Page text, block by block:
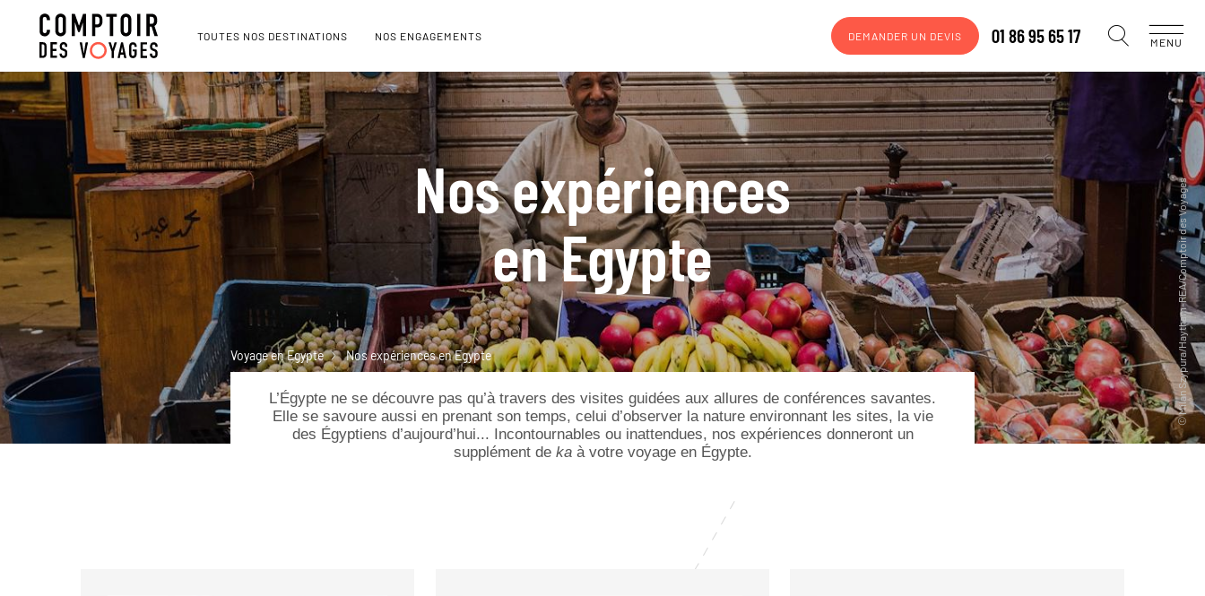
TOUTES NOS DESTINATIONS NOS ENGAGEMENTS DEMANDER UN DEVIS 01 86 95 65 17 MENU
Nos expériences
en Egypte
Voyage en Egypte Nos expériences en Egypte
L’Égypte ne se découvre pas qu’à travers des visites guidées aux allures de conférences savantes.
Elle se savoure aussi en prenant son temps, celui d’observer la nature environnant les sites, la vie
des Égyptiens d’aujourd’hui... Incontournables ou inattendues, nos expériences donneront un
supplément de kaà votre voyage en Égypte.